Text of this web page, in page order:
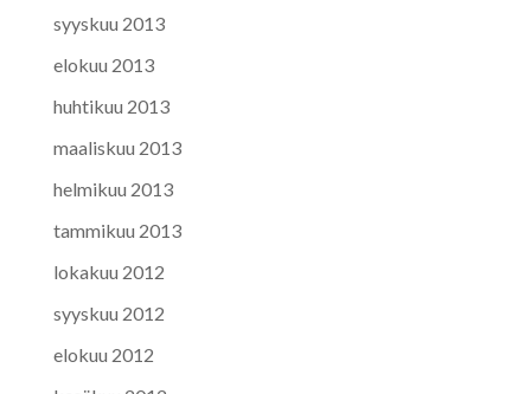
syyskuu 2013
elokuu 2013
huhtikuu 2013
maaliskuu 2013
helmikuu 2013
tammikuu 2013
lokakuu 2012
syyskuu 2012
elokuu 2012